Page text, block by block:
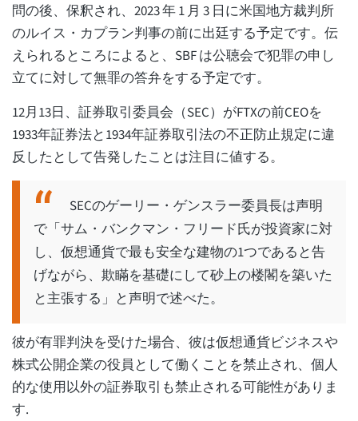
問の後、保釈され、2023 年 1 月 3 日に米国地方裁判所
のルイス・カプラン判事の前に出廷する予定です。伝
えられるところによると、SBF は公聴会で犯罪の申し
立てに対して無罪の答弁をする予定です。
12月13日、証券取引委員会（SEC）がFTXの前CEOを
1933年証券法と1934年証券取引法の不正防止規定に違
反したとして告発したことは注目に値する。
SECのゲーリー・ゲンスラー委員長は声明
で「サム・バンクマン・フリード氏が投資家に対
し、仮想通貨で最も安全な建物の1つであると告
げながら、欺瞞を基礎にして砂上の楼閣を築いた
と主張する」と声明で述べた。
彼が有罪判決を受けた場合、彼は仮想通貨ビジネスや
株式公開企業の役員として働くことを禁止され、個人
的な使用以外の証券取引も禁止される可能性がありま
す.